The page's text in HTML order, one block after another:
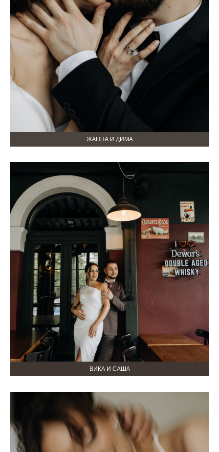
ЖАННА И ДИМА
ВИКА И САША